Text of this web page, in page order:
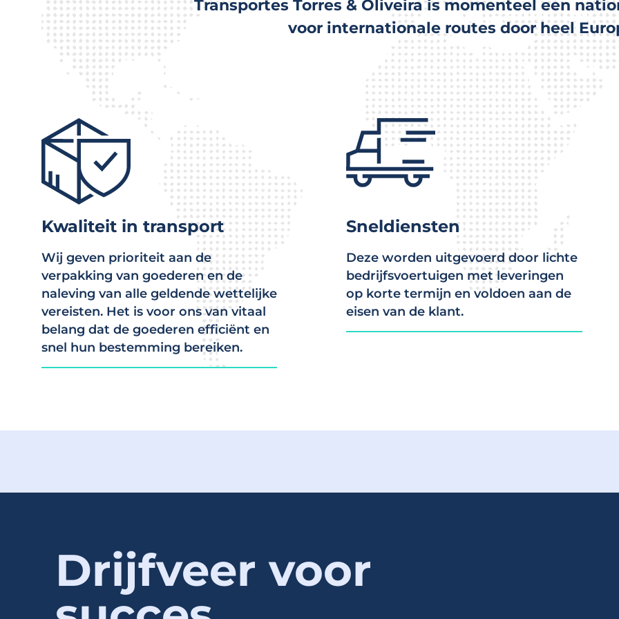
Transportes Torres & Oliveira is momenteel een
voor internationale routes door heel
Kwaliteit in transport
Wij geven prioriteit aan de
verpakking van goederen en de
naleving van alle geldende wettelijke
vereisten. Het is voor ons van vitaal
belang dat de goederen efficiënt en
snel hun bestemming bereiken.
Sneldiensten
Deze worden uitgevoerd door lichte
bedrijfsvoertuigen met leveringen
op korte termijn en voldoen aan de
eisen van de klant.
Drijfveer voor